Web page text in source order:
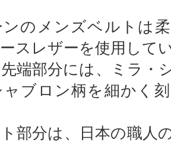
ンのメンズベルトは
スレザーを使用して
端部分には、ミラ・
ブロン柄を細かく
部分は、日本の職人